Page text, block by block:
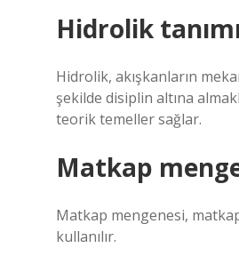
Hidrolik
Hidrolik, akışkanların
şekilde disiplin altına
teorik temeller sağlar.
Matkap
Matkap mengenesi,
kullanılır.